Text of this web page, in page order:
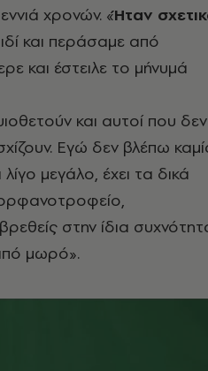
χρονών. «Ήταν
και περάσαμε από
και έστειλε το μήνυμά
και αυτοί που δεν
Εγώ δεν βλέπω
μεγάλο, έχει τα δικά
στην ίδια
μωρό».